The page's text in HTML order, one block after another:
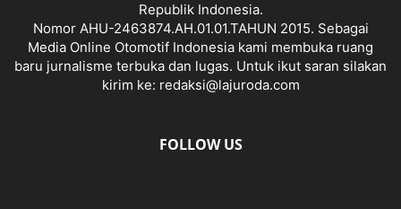
Republik Indonesia.
Nomor AHU-2463874.AH.01.01.TAHUN 2015. Sebagai
Media Online Otomotif Indonesia kami membuka ruang
baru jurnalisme terbuka dan lugas. Untuk ikut saran silakan
kirim ke: redaksi@lajuroda.com
FOLLOW US